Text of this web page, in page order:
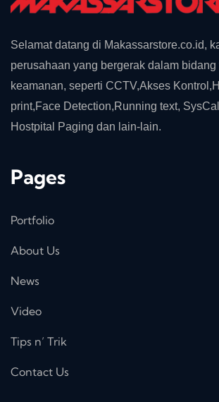
Selamat datang di Makassarstore.co.id,
perusahaan yang bergerak dalam bidang
keamanan, seperti CCTV,Akses
print,Face Detection,Running text,
Hostpital Paging dan lain-lain.
Pages
Portfolio
About Us
News
Video
Tips n’ Trik
Contact Us